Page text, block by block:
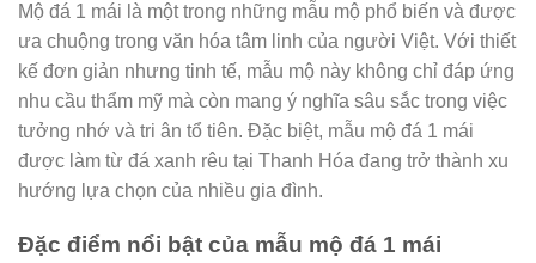
Mộ đá 1 mái là một trong những mẫu mộ phổ biến và được
ưa chuộng trong văn hóa tâm linh của người Việt. Với thiết
kế đơn giản nhưng tinh tế, mẫu mộ này không chỉ đáp ứng
nhu cầu thẩm mỹ mà còn mang ý nghĩa sâu sắc trong việc
tưởng nhớ và tri ân tổ tiên. Đặc biệt, mẫu mộ đá 1 mái
được làm từ đá xanh rêu tại Thanh Hóa đang trở thành xu
hướng lựa chọn của nhiều gia đình.
Đặc điểm nổi bật của mẫu mộ đá 1 mái